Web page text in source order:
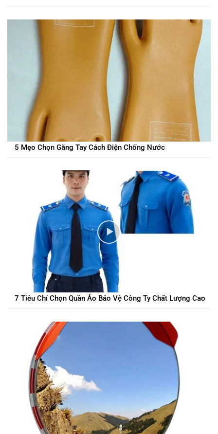
5 Mẹo Chọn Găng Tay Cách Điện Chống Nước
7 Tiêu Chí Chọn Quần Áo Bảo Vệ Công Ty Chất Lượng Cao